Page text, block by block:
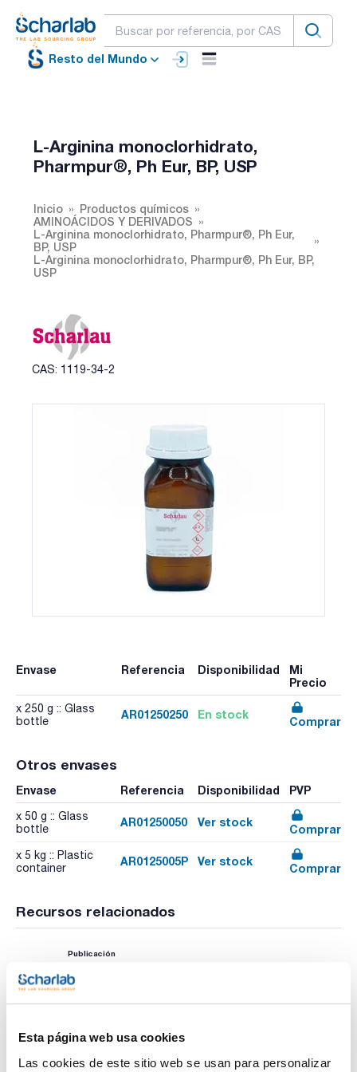
Esta página web usa cookies
Las cookies de este sitio web se usan para personalizar
Resto del Mundo
L-Arginina monoclorhidrato,
Pharmpur®, Ph Eur, BP, USP
Inicio
Productos químicos
AMINOÁCIDOS Y DERIVADOS
L-Arginina monoclorhidrato, Pharmpur®, Ph Eur,
BP, USP
L-Arginina monoclorhidrato, Pharmpur®, Ph Eur, BP,
USP
CAS: 1119-34-2
Envase Referencia Disponibilidad
Mi
Precio
x 250 g :: Glass
bottle
AR01250250 En stock
Comprar
Otros envases
Envase Referencia Disponibilidad PVP
x 50 g :: Glass
bottle
AR01250050 Ver stock
Comprar
x 5 kg :: Plastic
container
AR0125005P Ver stock
Comprar
Recursos relacionados
Publicación